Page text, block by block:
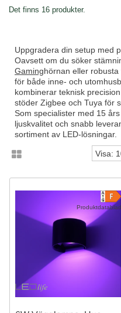
Det finns 16 produkter.
Uppgradera din setup med
Oavsett om du söker
Gaminghörnan eller
för både inne- och
kombinerar teknisk
stöder Zigbee och Tuya för
Som specialister med 15
ljuskvalitet och snabb
sortiment av LED-lösningar.
Produktdatablad